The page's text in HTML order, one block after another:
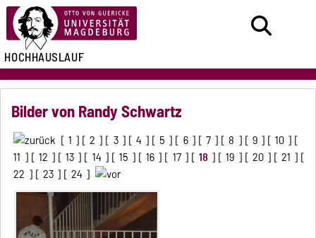
HOCHHAUSLAUF
Bilder von Randy Schwartz
[ 1 ] [ 2 ] [ 3 ] [ 4 ] [ 5 ] [ 6 ] [ 7 ] [ 8 ] [ 9 ] [ 10 ] [
11 ] [ 12 ] [ 13 ] [ 14 ] [ 15 ] [ 16 ] [ 17 ] [ 18 ] [ 19 ] [ 20 ] [ 21 ] [
22 ] [ 23 ] [ 24 ]